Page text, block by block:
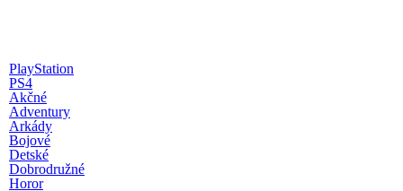
PlayStation
PS4
Akčné
Adventury
Arkády
Bojové
Detské
Dobrodružné
Horor